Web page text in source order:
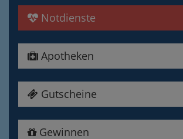
Notdienste
Apotheken
Gutscheine
Gewinnen